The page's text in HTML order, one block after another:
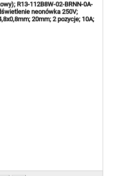
R13-112B8W-02-BRNN-0A-
neonówka 250V;
20mm; 2 pozycje; 10A;